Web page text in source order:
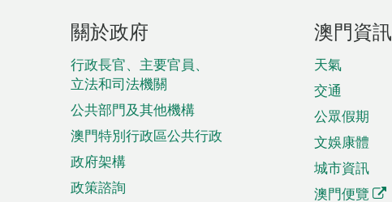
頁
腳
菜
單
關於政府
行政長官、主要官員、
立法和司法機關
公共部門及其他機構
澳門特別行政區公共行政
政府架構
政策諮詢
澳門資訊
天氣
交通
公眾假期
文娛康體
城市資訊
澳門便覽